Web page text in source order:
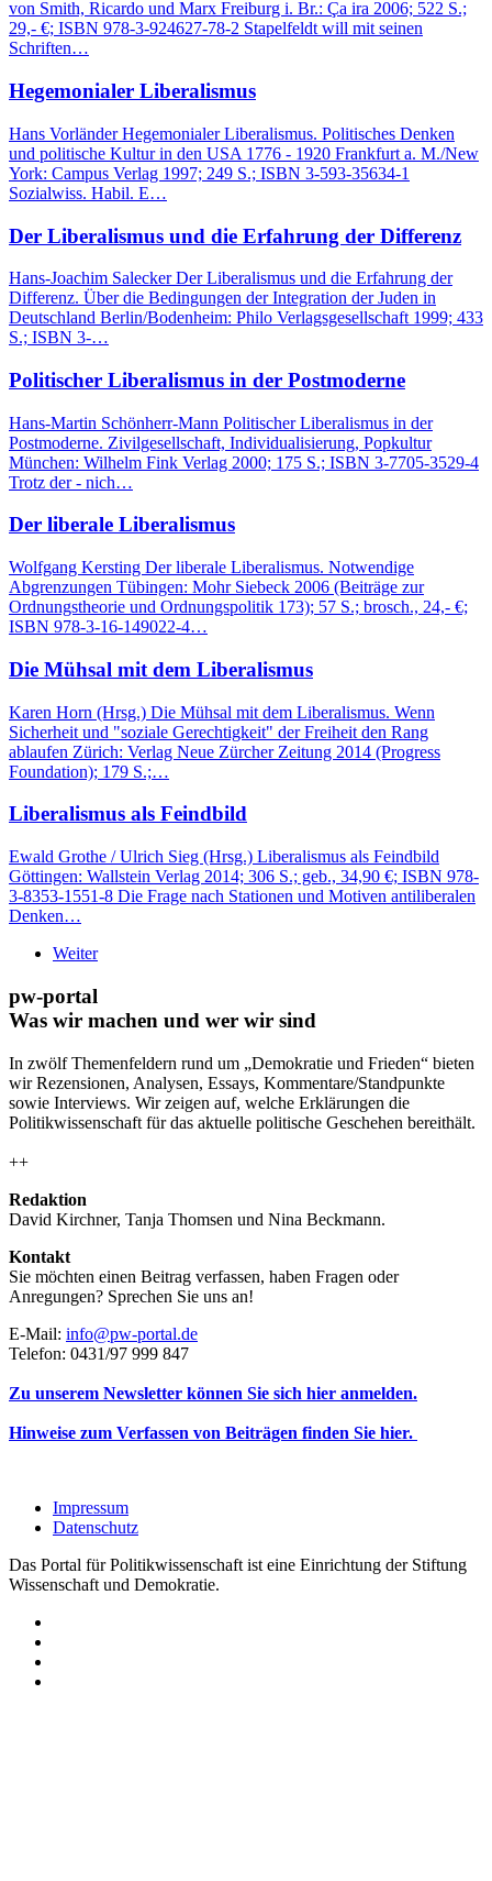
von Smith, Ricardo und Marx Freiburg i. Br.: Ça ira 2006; 522 S.;
29,- €; ISBN 978-3-924627-78-2 Stapelfeldt will mit seinen
Schriften…
Hegemonialer Liberalismus
Hans Vorländer Hegemonialer Liberalismus. Politisches Denken
und politische Kultur in den USA 1776 - 1920 Frankfurt a. M./New
York: Campus Verlag 1997; 249 S.; ISBN 3-593-35634-1
Sozialwiss. Habil. E…
Der Liberalismus und die Erfahrung der Differenz
Hans-Joachim Salecker Der Liberalismus und die Erfahrung der
Differenz. Über die Bedingungen der Integration der Juden in
Deutschland Berlin/Bodenheim: Philo Verlagsgesellschaft 1999; 433
S.; ISBN 3-…
Politischer Liberalismus in der Postmoderne
Hans-Martin Schönherr-Mann Politischer Liberalismus in der
Postmoderne. Zivilgesellschaft, Individualisierung, Popkultur
München: Wilhelm Fink Verlag 2000; 175 S.; ISBN 3-7705-3529-4
Trotz der - nich…
Der liberale Liberalismus
Wolfgang Kersting Der liberale Liberalismus. Notwendige
Abgrenzungen Tübingen: Mohr Siebeck 2006 (Beiträge zur
Ordnungstheorie und Ordnungspolitik 173); 57 S.; brosch., 24,- €;
ISBN 978-3-16-149022-4…
Die Mühsal mit dem Liberalismus
Karen Horn (Hrsg.) Die Mühsal mit dem Liberalismus. Wenn
Sicherheit und "soziale Gerechtigkeit" der Freiheit den Rang
ablaufen Zürich: Verlag Neue Zürcher Zeitung 2014 (Progress
Foundation); 179 S.;…
Liberalismus als Feindbild
Ewald Grothe / Ulrich Sieg (Hrsg.) Liberalismus als Feindbild
Göttingen: Wallstein Verlag 2014; 306 S.; geb., 34,90 €; ISBN 978-
3-8353-1551-8 Die Frage nach Stationen und Motiven antiliberalen
Denken…
Weiter
pw-portal
Was wir machen und wer wir sind
In zwölf Themenfeldern rund um „Demokratie und Frieden“ bieten
wir Rezensionen, Analysen, Essays, Kommentare/Standpunkte
sowie Interviews. Wir zeigen auf, welche Erklärungen die
Politikwissenschaft für das aktuelle politische Geschehen bereithält.
++
Redaktion
David Kirchner, Tanja Thomsen und Nina Beckmann.
Kontakt
Sie möchten einen Beitrag verfassen, haben Fragen oder
Anregungen? Sprechen Sie uns an!
E-Mail: info@pw-portal.de
Telefon: 0431/97 999 847
Zu unserem Newsletter können Sie sich hier anmelden.
Hinweise zum Verfassen von Beiträgen finden Sie hier.
Impressum
Datenschutz
Das Portal für Politikwissenschaft ist eine Einrichtung der Stiftung
Wissenschaft und Demokratie.